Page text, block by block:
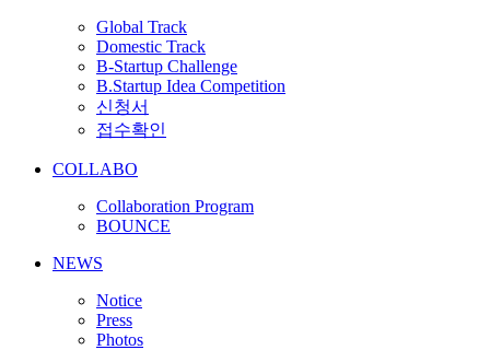
Global Track
Domestic Track
B-Startup Challenge
B.Startup Idea Competition
신청서
접수확인
COLLABO
Collaboration Program
BOUNCE
NEWS
Notice
Press
Photos